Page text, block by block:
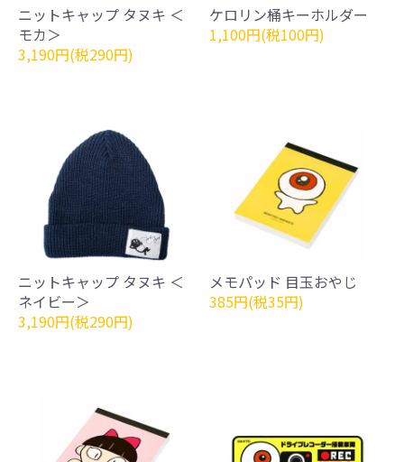
ニットキャップ タヌキ ＜
モカ＞
3,190円(税290円)
ケロリン桶キーホルダー
1,100円(税100円)
ニットキャップ タヌキ ＜
ネイビー＞
3,190円(税290円)
メモパッド 目玉おやじ
385円(税35円)